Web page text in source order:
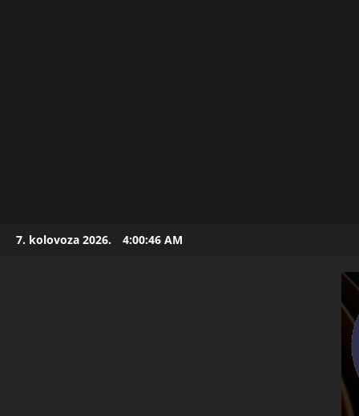
Skip7. kolovoza 2026. 4:00:48 AM